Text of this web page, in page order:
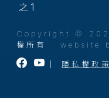
之1
Copyright © 2023
權所有 website
隱私權政策